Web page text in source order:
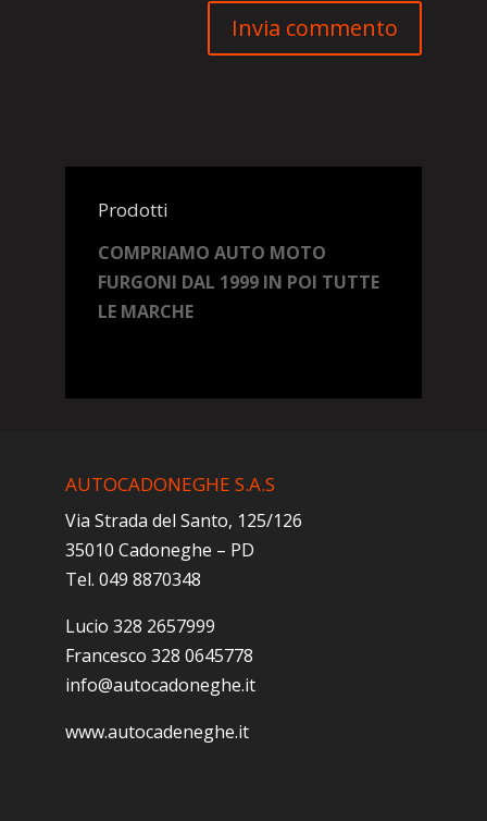
Prodotti
COMPRIAMO AUTO MOTO
FURGONI DAL 1999 IN POI TUTTE
LE MARCHE
AUTOCADONEGHE S.A.S
Via Strada del Santo, 125/126
35010 Cadoneghe – PD
Tel. 049 8870348
Lucio 328 2657999
Francesco 328 0645778
info@autocadoneghe.it
www.autocadeneghe.it